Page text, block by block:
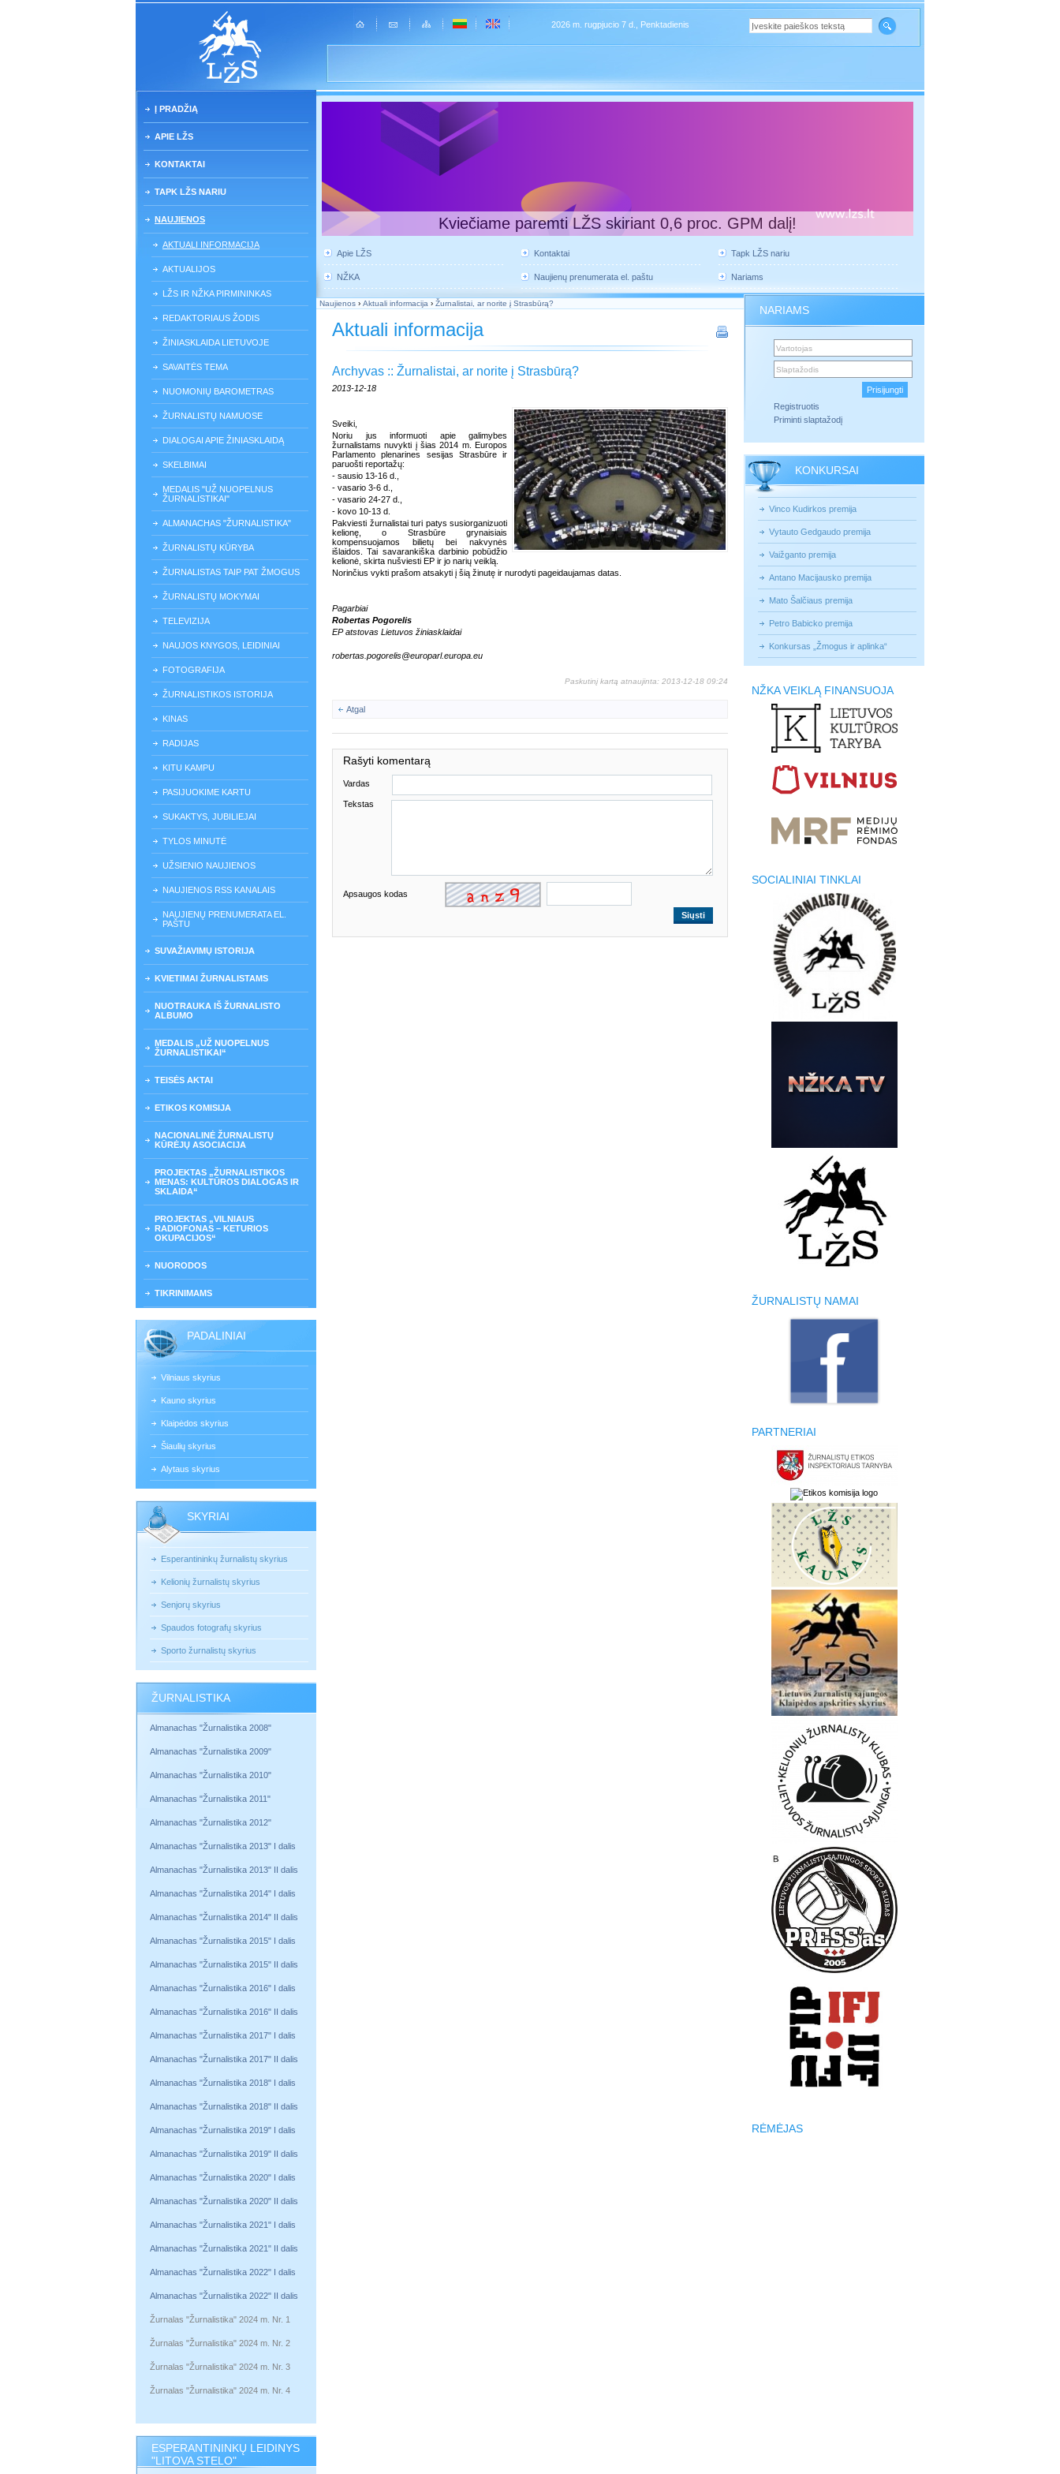
2026 m. rugpjucio 7 d., Penktadienis
Į PRADŽIĄ
APIE LŽS
KONTAKTAI
TAPK LŽS NARIU
NAUJIENOS
AKTUALI INFORMACIJA
AKTUALIJOS
LŽS IR NŽKA PIRMININKAS
REDAKTORIAUS ŽODIS
ŽINIASKLAIDA LIETUVOJE
SAVAITĖS TEMA
NUOMONIŲ BAROMETRAS
ŽURNALISTŲ NAMUOSE
DIALOGAI APIE ŽINIASKLAIDĄ
SKELBIMAI
MEDALIS "UŽ NUOPELNUS
ŽURNALISTIKAI"
ALMANACHAS "ŽURNALISTIKA"
ŽURNALISTŲ KŪRYBA
ŽURNALISTAS TAIP PAT ŽMOGUS
ŽURNALISTŲ MOKYMAI
TELEVIZIJA
NAUJOS KNYGOS, LEIDINIAI
FOTOGRAFIJA
ŽURNALISTIKOS ISTORIJA
KINAS
RADIJAS
KITU KAMPU
PASIJUOKIME KARTU
SUKAKTYS, JUBILIEJAI
TYLOS MINUTĖ
UŽSIENIO NAUJIENOS
NAUJIENOS RSS KANALAIS
NAUJIENŲ PRENUMERATA EL.
PAŠTU
SUVAŽIAVIMŲ ISTORIJA
KVIETIMAI ŽURNALISTAMS
NUOTRAUKA IŠ ŽURNALISTO
ALBUMO
MEDALIS „UŽ NUOPELNUS
ŽURNALISTIKAI“
TEISĖS AKTAI
ETIKOS KOMISIJA
NACIONALINĖ ŽURNALISTŲ
KŪRĖJŲ ASOCIACIJA
PROJEKTAS „ŽURNALISTIKOS
MENAS: KULTŪROS DIALOGAS IR
SKLAIDA“
PROJEKTAS „VILNIAUS
RADIOFONAS – KETURIOS
OKUPACIJOS“
NUORODOS
TIKRINIMAMS
PADALINIAI
Vilniaus skyrius
Kauno skyrius
Klaipėdos skyrius
Šiaulių skyrius
Alytaus skyrius
SKYRIAI
Esperantininkų žurnalistų skyrius
Kelionių žurnalistų skyrius
Senjorų skyrius
Spaudos fotografų skyrius
Sporto žurnalistų skyrius
ŽURNALISTIKA
Almanachas "Žurnalistika 2008"
Almanachas "Žurnalistika 2009"
Almanachas "Žurnalistika 2010"
Almanachas "Žurnalistika 2011"
Almanachas "Žurnalistika 2012"
Almanachas "Žurnalistika 2013" I dalis
Almanachas "Žurnalistika 2013" II dalis
Almanachas "Žurnalistika 2014" I dalis
Almanachas "Žurnalistika 2014" II dalis
Almanachas "Žurnalistika 2015" I dalis
Almanachas "Žurnalistika 2015" II dalis
Almanachas "Žurnalistika 2016" I dalis
Almanachas "Žurnalistika 2016" II dalis
Almanachas "Žurnalistika 2017" I dalis
Almanachas "Žurnalistika 2017" II dalis
Almanachas "Žurnalistika 2018" I dalis
Almanachas "Žurnalistika 2018" II dalis
Almanachas "Žurnalistika 2019" I dalis
Almanachas "Žurnalistika 2019" II dalis
Almanachas "Žurnalistika 2020" I dalis
Almanachas "Žurnalistika 2020" II dalis
Almanachas "Žurnalistika 2021" I dalis
Almanachas "Žurnalistika 2021" II dalis
Almanachas "Žurnalistika 2022" I dalis
Almanachas "Žurnalistika 2022" II dalis
Žurnalas "Žurnalistika" 2024 m. Nr. 1
Žurnalas "Žurnalistika" 2024 m. Nr. 2
Žurnalas "Žurnalistika" 2024 m. Nr. 3
Žurnalas "Žurnalistika" 2024 m. Nr. 4
ESPERANTININKŲ LEIDINYS
"LITOVA STELO"
Kviečiame paremti LŽS skiriant 0,6 proc. GPM dalį!
Apie LŽS Kontaktai Tapk LŽS nariu
NŽKA Naujienų prenumerata el. paštu Nariams
Naujienos › Aktuali informacija › Žurnalistai, ar norite į Strasbūrą?
Aktuali informacija
Archyvas :: Žurnalistai, ar norite į Strasbūrą?
2013-12-18
Sveiki,
Noriu jus informuoti apie galimybes
žurnalistams nuvykti į šias 2014 m. Europos
Parlamento plenarines sesijas Strasbūre ir
paruošti reportažų:
- sausio 13-16 d.,
- vasario 3-6 d.,
- vasario 24-27 d.,
- kovo 10-13 d.
Pakviesti žurnalistai turi patys susiorganizuoti
kelionę, o Strasbūre grynaisiais
kompensuojamos bilietų bei nakvynės
išlaidos. Tai savarankiška darbinio pobūdžio
kelionė, skirta nušviesti EP ir jo narių veiklą.
Norinčius vykti prašom atsakyti į šią žinutę ir nurodyti pageidaujamas datas.
Pagarbiai
Robertas Pogorelis
EP atstovas Lietuvos žiniasklaidai
robertas.pogorelis@europarl.europa.eu
Paskutinį kartą atnaujinta: 2013-12-18 09:24
Atgal
Rašyti komentarą
Vardas
Tekstas
Apsaugos kodas
NARIAMS
Registruotis
Priminti slaptažodį
KONKURSAI
Vinco Kudirkos premija
Vytauto Gedgaudo premija
Vaižganto premija
Antano Macijausko premija
Mato Šalčiaus premija
Petro Babicko premija
Konkursas „Žmogus ir aplinka“
NŽKA VEIKLĄ FINANSUOJA
SOCIALINIAI TINKLAI
ŽURNALISTŲ NAMAI
PARTNERIAI
RĖMĖJAS